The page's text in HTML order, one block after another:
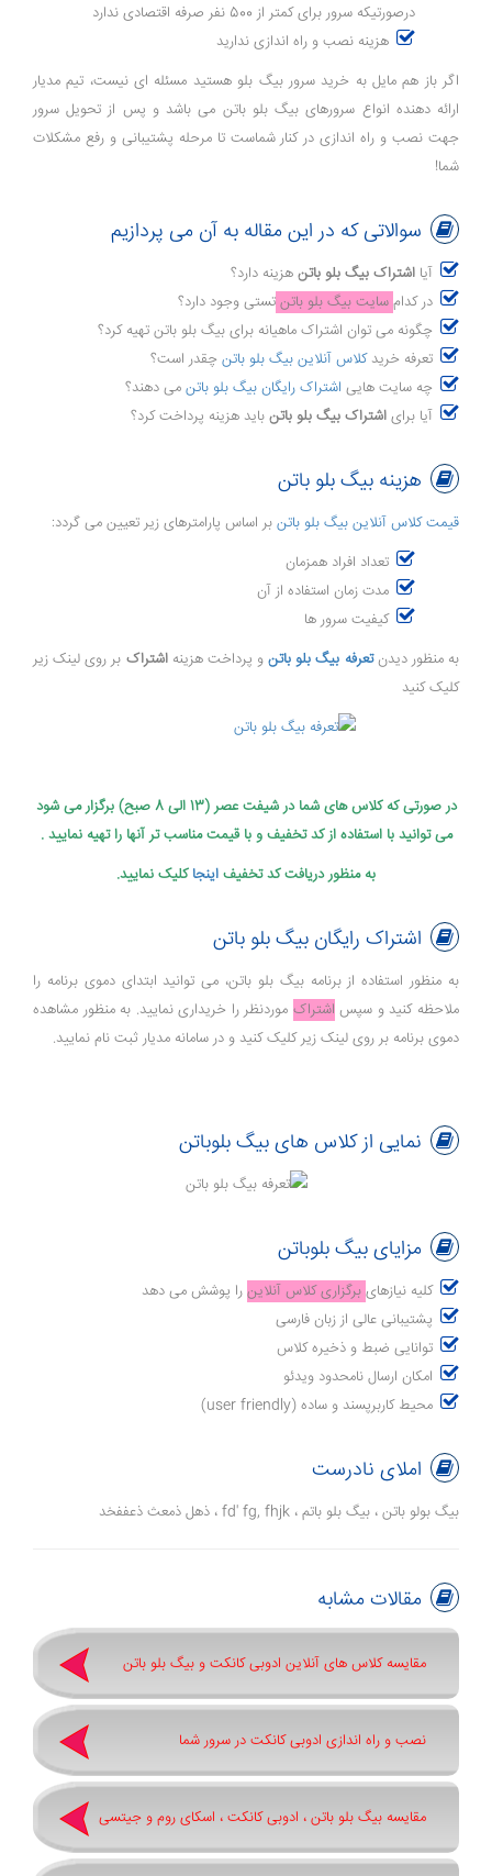
درصورتیکه سرور برای کمتر از 500 نفر صرفه اقتصادی ندارد
هزینه نصب و راه اندازی ندارید
اگر باز هم مایل به خرید سرور بیگ بلو هستید مسئله ای نیست، تیم مدیار
ارائه دهنده انواع سرورهای بیگ بلو باتن می باشد و پس از تحویل سرور
جهت نصب و راه اندازی در کنار شماست تا مرحله پشتیبانی و رفع مشکلات
شما!
سوالاتی که در این مقاله به آن می پردازیم
آیا اشتراک بیگ بلو باتن هزینه دارد؟
در کدام سایت بیگ بلو باتن تستی وجود دارد؟
چگونه می توان اشتراک ماهیانه برای بیگ بلو باتن تهیه کرد؟
تعرفه خرید کلاس آنلاین بیگ بلو باتن چقدر است؟
چه سایت هایی اشتراک رایگان بیگ بلو باتن می دهند؟
آیا برای اشتراک بیگ بلو باتن باید هزینه پرداخت کرد؟
هزینه بیگ بلو باتن
قیمت کلاس آنلاین بیگ بلو باتن بر اساس پارامترهای زیر تعیین می گردد:
تعداد افراد همزمان
مدت زمان استفاده از آن
کیفیت سرور ها
به منظور دیدنتعرفه بیگ بلو باتنو پرداخت هزینهاشتراک بر روی لینک زیر
کلیک کنید
در صورتی که کلاس های شما در شیفت عصر (13 الی 8 صبح) برگزار می شود
می توانید با استفاده از کد تخفیف و با قیمت مناسب تر آنها را تهیه نمایید .
به منظور دریافت کد تخفیف اینجا کلیک نمایید.
اشتراک رایگان بیگ بلو باتن
به منظور استفاده از برنامه بیگ بلو باتن، می توانید ابتدای دموی برنامه را
ملاحظه کنید و سپس اشتراک موردنظر را خریداری نمایید. به منظور مشاهده
دموی برنامه بر روی لینک زیر کلیک کنید و در سامانه مدیار ثبت نام نمایید.
نمایی از کلاس های بیگ بلوباتن
مزایای بیگ بلوباتن
کلیه نیازهای برگزاری کلاس آنلاین را پوشش می دهد
پشتیبانی عالی از زبان فارسی
توانایی ضبط و ذخیره کلاس
امکان ارسال نامحدود ویدئو
محیط کاربرپسند و ساده (user friendly)
املای نادرست
بیگ بولو باتن ، بیگ بلو باتم ، fd' fg, fhjk ، ذهل ذمعث ذعففخد
مقالات مشابه
مقایسه کلاس های آنلاین ادوبی کانکت و بیگ بلو باتن
نصب و راه اندازی ادوبی کانکت در سرور شما
مقایسه بیگ بلو باتن ، ادوبی کانکت ، اسکای روم و جیتسی